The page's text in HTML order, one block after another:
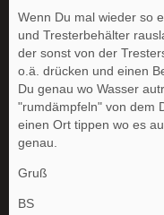
Wenn Du mal wieder so
und Tresterbehälter
der sonst von der
o.ä. drücken und einen
Du genau wo Wasser
"rumdämpfeln" von dem
einen Ort tippen wo es
genau.
Gruß
BS